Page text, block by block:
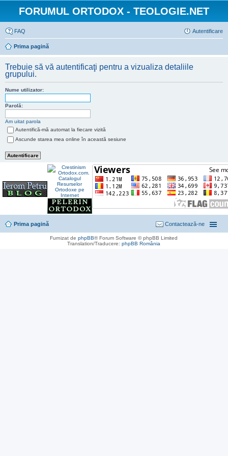
FORUMUL ORTODOX - TEOLOGIE.NET
FAQ Autentificare
Prima pagină
Trebuie să vă autentificaţi pentru a vizualiza detaliile
grupului.
Nume utilizator:
Parolă:
Am uitat parola
Autentifică-mă automat la fiecare vizită
Ascunde starea mea online în această sesiune
Prima pagină Contactează-ne
Furnizat dephpBB® Forum Software © phpBB Limited
Translation/Traducere:phpBB România